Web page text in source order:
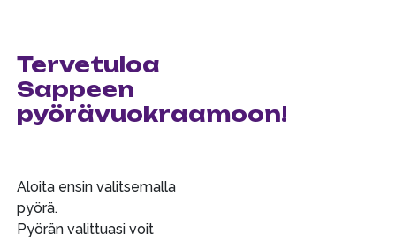
Tervetuloa
Sappeen
pyörävuokraamoon!
Aloita ensin valitsemalla
pyörä.
Pyörän valittuasi voit